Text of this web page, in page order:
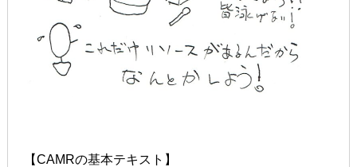
【CAMRの基本テキスト】